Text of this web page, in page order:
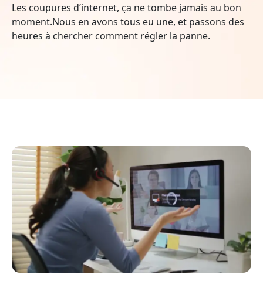
Les coupures d’internet, ça ne tombe jamais au bon
moment.Nous en avons tous eu une, et passons des
heures à chercher comment régler la panne.